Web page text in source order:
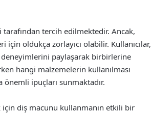
tarafından tercih edilmektedir. Ancak,
oldukça zorlayıcı olabilir. Kullanıcılar,
paylaşarak birbirlerine
hangi malzemelerin kullanılması
ipuçları sunmaktadır.
için diş macunu kullanmanın etkili bir